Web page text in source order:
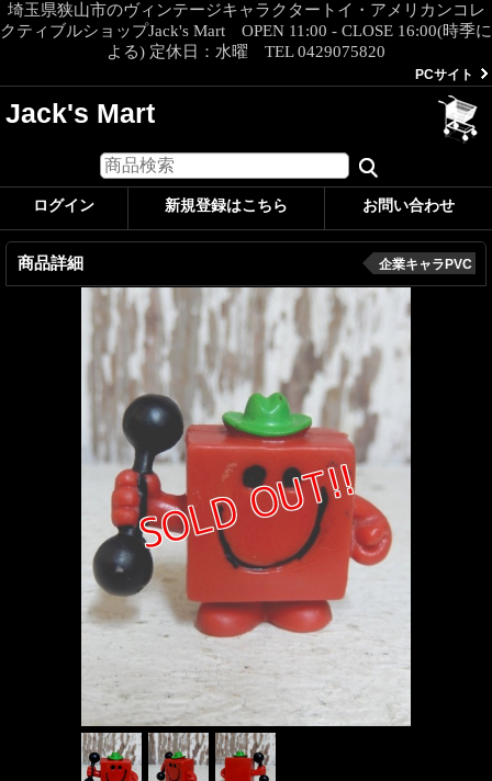
埼玉県狭山市のヴィンテージキャラクタートイ・アメリカンコレ
クティブルショップJack's Mart OPEN 11:00 - CLOSE 16:00(時季に
よる) 定休日：水曜 TEL 0429075820
PCサイト
Jack's Mart
ログイン 新規登録はこちら お問い合わせ
商品詳細 企業キャラPVC